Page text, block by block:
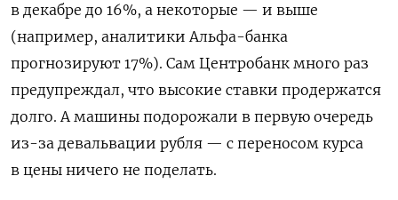
в декабре до 16%, а некоторые — и выше
(например, аналитики Альфа-банка
прогнозируют 17%). Сам Центробанк много раз
предупреждал, что высокие ставки продержатся
долго. А машины подорожали в первую очередь
из-за девальвации рубля — с переносом курса
в цены ничего не поделать.